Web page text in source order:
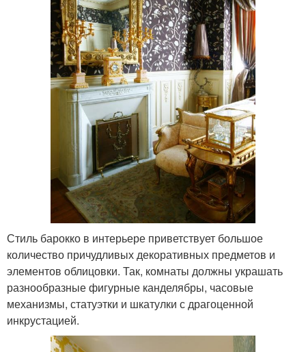
Стиль барокко в интерьере приветствует большое
количество причудливых декоративных предметов и
элементов облицовки. Так, комнаты должны украшать
разнообразные фигурные канделябры, часовые
механизмы, статуэтки и шкатулки с драгоценной
инкрустацией.